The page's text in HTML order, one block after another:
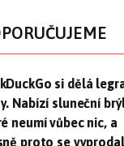
si dělá
si dělá
Nabízí sluneční
neumí vůbec nic, a
proto se